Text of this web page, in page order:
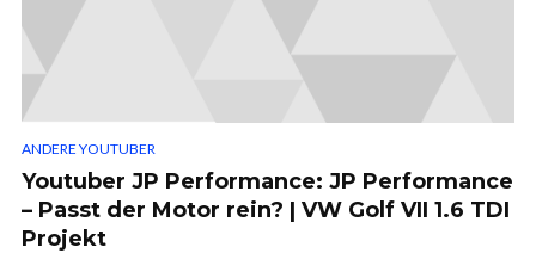
ANDERE YOUTUBER
Youtuber JP Performance: JP Performance
– Passt der Motor rein? | VW Golf VII 1.6 TDI
Projekt